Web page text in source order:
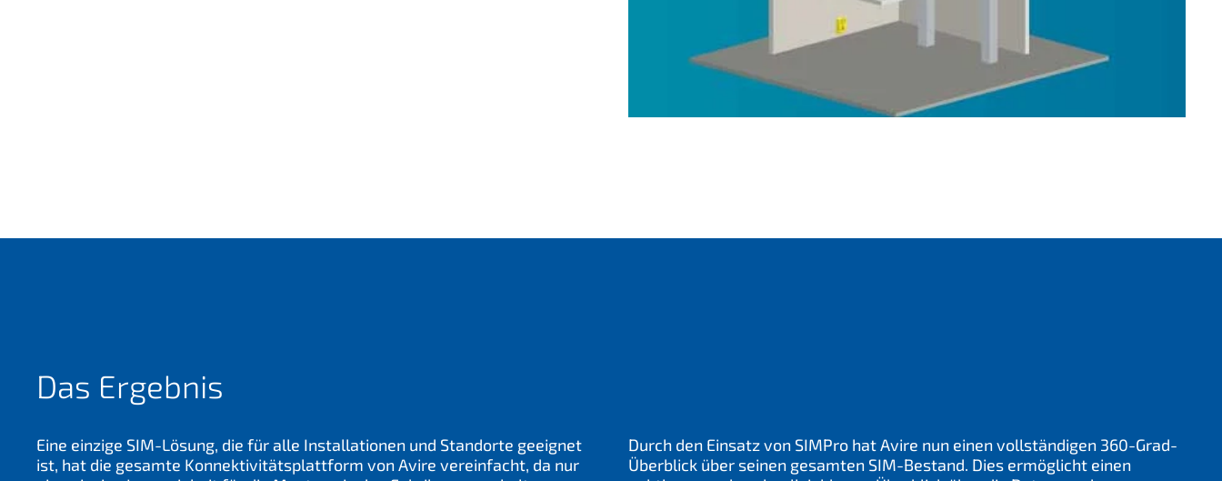
Das Ergebnis
Eine einzige SIM-Lösung, die für alle Installationen und Standorte geeignet
ist, hat die gesamte Konnektivitätsplattform von Avire vereinfacht, da nur
Durch den Einsatz von SIMPro hat Avire nun einen vollständigen 360-Grad-
Überblick über seinen gesamten SIM-Bestand. Dies ermöglicht einen